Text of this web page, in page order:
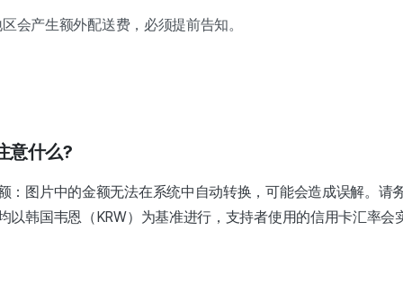
会产生额外配送费，必须提前告知。
意什么?
：图片中的金额无法在系统中自动转换，可能会造成误解。请
以韩国韦恩（KRW）为基准进行，支持者使用的信用卡汇率会